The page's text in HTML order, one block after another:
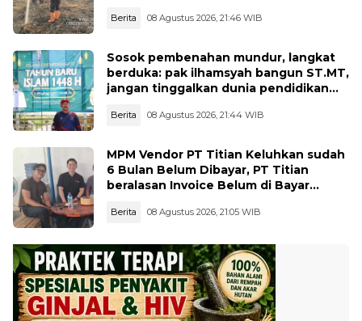
Berita 08 Agustus 2026, 21:46 WIB
Sosok pembenahan mundur, langkat
berduka: pak ilhamsyah bangun ST.MT,
jangan tinggalkan dunia pendidikan
Berita 08 Agustus 2026, 21:44 WIB
MPM Vendor PT Titian Keluhkan sudah
6 Bulan Belum Dibayar, PT Titian
beralasan Invoice Belum di Bayar
Berita 08 Agustus 2026, 21:05 WIB